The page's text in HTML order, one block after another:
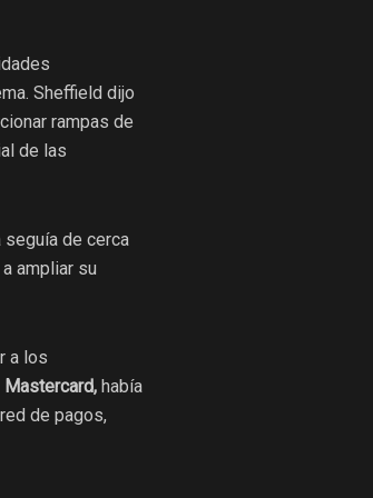
Sheffield dijo
rampas de
de las
de cerca
ampliar su
a los
Mastercard, había
de pagos,